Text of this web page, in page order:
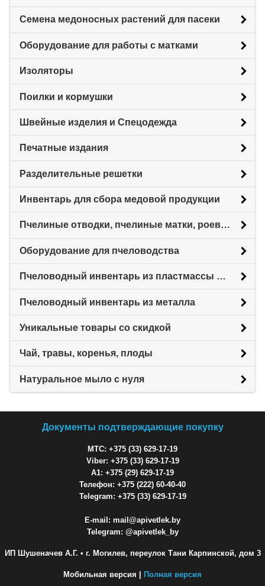
Семена медоносных растений для пасеки
Оборудование для работы с матками
Изоляторы
Поилки и кормушки
Швейные изделия и Спецодежда
Печатные издания
Разделительные решетки
Инвентарь для сбора медовой продукции
Пчелиные отводки, пчелиные матки, роевни
Оборудование для пчеловодства
Пчеловодный инвентарь из пластмассы для пасеки
Пчеловодный инвентарь из металла
Уникальные товары со скидкой
Чай, травы, коренья, плоды
Натуральное мыло с нуля
Документы подтверждающие покупку
МТС: +375 (33) 629-17-19
Viber: +375 (33) 629-17-19
A1: +375 (29) 629-17-19
Телефон: +375 (222) 60-40-40
Telegram: +375 (33) 629-17-19
E-mail: mail@apivetlek.by
Telegram: @apivetlek_by
ИП Шушеначев А.Г. • г. Могилев, переулок Тани Карпинской, дом 3
Мобильная версия | Полная версия